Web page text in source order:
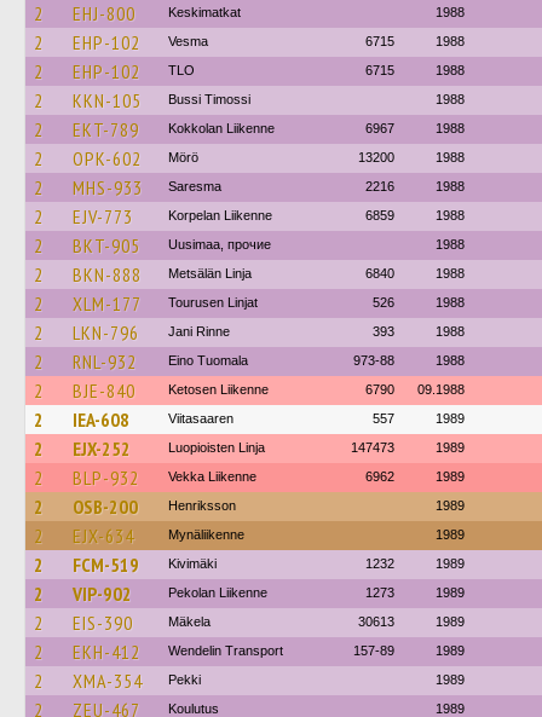
2 EHJ-800 Keskimatkat 1988
2 EHP-102 Vesma 6715 1988
2 EHP-102 TLO 6715 1988
2 KKN-105 Bussi Timossi 1988
2 EKT-789 Kokkolan Liikenne 6967 1988
2 OPK-602 Mörö 13200 1988
2 MHS-933 Saresma 2216 1988
2 EJV-773 Korpelan Liikenne 6859 1988
2 BKT-905 Uusimaa, прочие 1988
2 BKN-888 Metsälän Linja 6840 1988
2 XLM-177 Tourusen Linjat 526 1988
2 LKN-796 Jani Rinne 393 1988
2 RNL-932 Eino Tuomala 973-88 1988
2 BJE-840 Ketosen Liikenne 6790 09.1988
2 IEA-608 Viitasaaren 557 1989
2 EJX-252 Luopioisten Linja 147473 1989
2 BLP-932 Vekka Liikenne 6962 1989
2 OSB-200 Henriksson 1989
2 EJX-634 Mynäliikenne 1989
2 FCM-519 Kivimäki 1232 1989
2 VIP-902 Pekolan Liikenne 1273 1989
2 EIS-390 Mäkela 30613 1989
2 EKH-412 Wendelin Transport 157-89 1989
2 XMA-354 Pekki 1989
2 ZEU-467 Koulutus 1989